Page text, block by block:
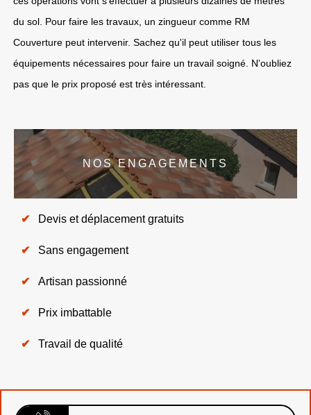
du sol. Pour faire les travaux, un zingueur comme RM
Couverture peut intervenir. Sachez qu'il peut utiliser tous les
équipements nécessaires pour faire un travail soigné. N'oubliez
pas que le prix proposé est très intéressant.
NOS ENGAGEMENTS
Devis et déplacement gratuits
Sans engagement
Artisan passionné
Prix imbattable
Travail de qualité